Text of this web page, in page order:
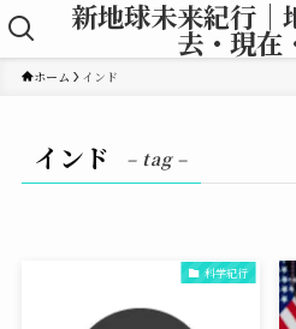
新地球未来紀行｜
去・現在
ホーム インド
インド – tag –
科学紀行